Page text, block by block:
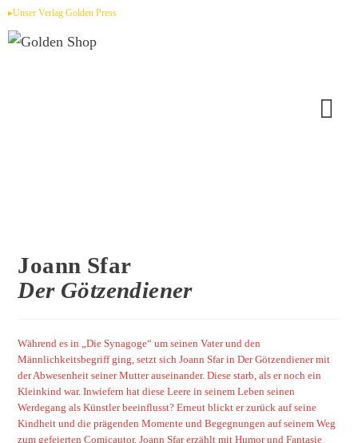
Zum
springen
▸Unser Verlag Golden Press
Joann Sfar
Der Götzendiener
Während es in „Die Synagoge“ um seinen Vater und den
Männlichkeitsbegriff ging, setzt sich Joann Sfar in Der Götzendiener mit
der Abwesenheit seiner Mutter auseinander. Diese starb, als er noch ein
Kleinkind war. Inwiefern hat diese Leere in seinem Leben seinen
Werdegang als Künstler beeinflusst? Erneut blickt er zurück auf seine
Kindheit und die prägenden Momente und Begegnungen auf seinem Weg
zum gefeierten Comicautor. Joann Sfar erzählt mit Humor und Fantasie